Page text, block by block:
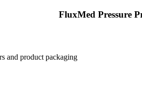
FluxMed Pressure